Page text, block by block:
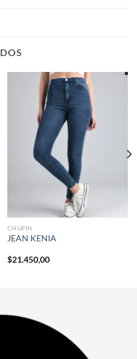
CHUPIN
JEAN KENIA
$21.450,00